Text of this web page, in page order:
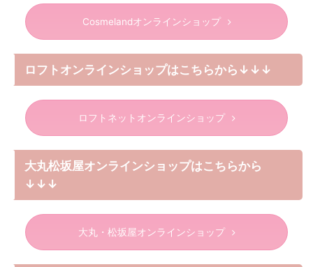
Cosmelandオンラインショップ
ロフトオンラインショップはこちらから↓↓↓
ロフトネットオンラインショップ
大丸松坂屋オンラインショップはこちらから
↓↓↓
大丸・松坂屋オンラインショップ